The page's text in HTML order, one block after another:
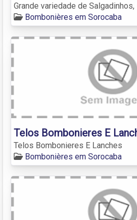
Grande variedade de
Bombonières em Sorocaba
Telos Bombonieres E
Telos Bombonieres E Lanches
Bombonières em Sorocaba